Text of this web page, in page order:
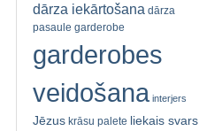
dārza iekārtošana dārza
pasaule garderobe
garderobes
veidošana interjers
Jēzus krāsu palete liekais svars